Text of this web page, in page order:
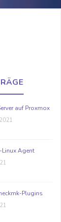
auf Proxmox
Linux Agent
Plugins